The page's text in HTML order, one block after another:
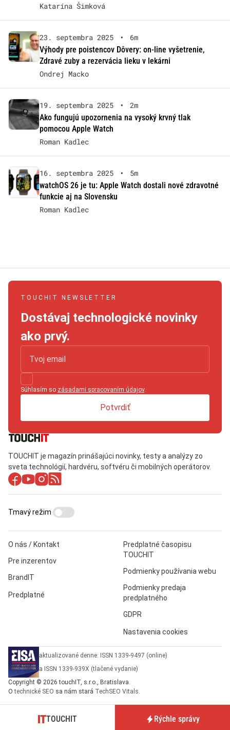
Katarína Šimková
23. septembra 2025 •
6m
Výhody pre poistencov Dôvery: on-line vyšetrenie,
Zdravé zuby a rezervácia lieku v lekárni
Ondrej Macko
19. septembra 2025 •
2m
Ako fungujú upozornenia na vysoký krvný tlak
pomocou Apple Watch
Roman Kadlec
16. septembra 2025 •
5m
watchOS 26 je tu: Apple Watch dostali nové zdravotné
funkcie aj na Slovensku
Roman Kadlec
TOUCHIT NEWSLETTER
Dostávaj technologické novinky
ako prvý.
Súhlasím so zásadami spracovaním údajov.
Potvrdiť
TOUCHIT je magazín prinášajúci novinky, testy a analýzy zo
sveta technológií, hardvéru, softvéru či mobilných operátorov.
O nás / Kontakt
Pre inzerentov
BrandIT
Predplatné
Predplatné časopisu
TOUCHIT
Podmienky používania webu
Podmienky predaja
predplatného
GDPR
Nastavenia cookies
Tmavý režim
aktualizované denne: ISSN 1339-9497 (online)
a ISSN 1339-939X (tlačené vydanie)
Copyright © 2026 touchIT, s.r.o., Bratislava.
Otechnické SEO sa nám stará TechSEO Vitals
TOUCHIT Rýchle správy